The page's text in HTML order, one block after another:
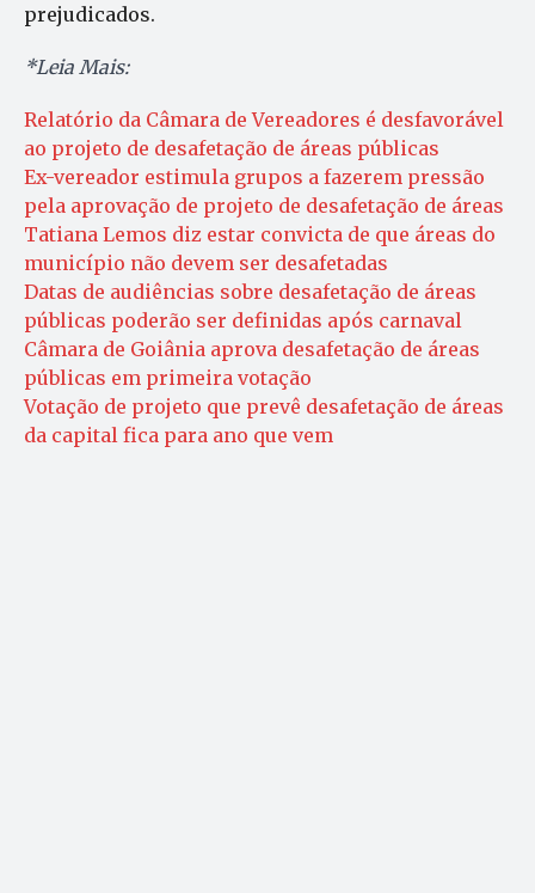
prejudicados.
*Leia Mais:
Relatório da Câmara de Vereadores é desfavorável
ao projeto de desafetação de áreas públicas
Ex-vereador estimula grupos a fazerem pressão
pela aprovação de projeto de desafetação de áreas
Tatiana Lemos diz estar convicta de que áreas do
município não devem ser desafetadas
Datas de audiências sobre desafetação de áreas
públicas poderão ser definidas após carnaval
Câmara de Goiânia aprova desafetação de áreas
públicas em primeira votação
Votação de projeto que prevê desafetação de áreas
da capital fica para ano que vem